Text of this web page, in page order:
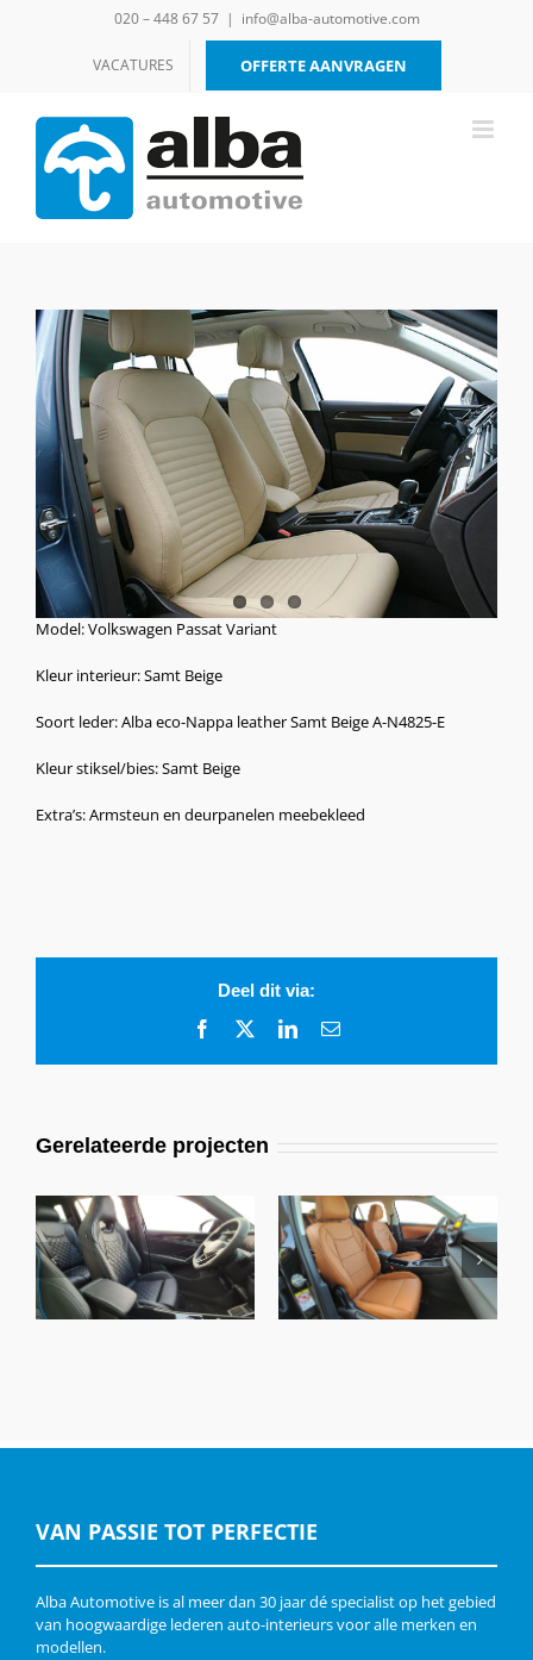
020 – 448 67 57 | info@alba-automotive.com
VACATURES OFFERTE AANVRAGEN
Model: Volkswagen Passat Variant
Kleur interieur: Samt Beige
Soort leder: Alba eco-Nappa leather Samt Beige A-N4825-E
Kleur stiksel/bies: Samt Beige
Extra’s: Armsteun en deurpanelen meebekleed
Deel dit via:
Facebook LinkedIn
E-
Gerelateerde projecten
VW Tayron R-line,
Alba Eco-Nappa A-
N0500-E Zwart
VW T-Roc Life
Business Edition,
Alba Nappa A-N4104
Cognac
VAN PASSIE TOT PERFECTIE
Alba Automotive is al meer dan 30 jaar dé specialist op het gebied
van hoogwaardige lederen auto-interieurs voor alle merken en
modellen.